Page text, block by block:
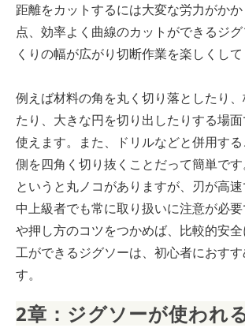
距離をカットするには大変な労力がか
点、効率よく曲線のカットができるジ
くりの幅が広がり切断作業を楽しくして
例えば材料の角を丸く切り落としたり
たり、大きな円を切り出したりする場
使えます。また、ドリルなどと併用す
側を四角く切り抜くことだって簡単で
というと丸ノコがありますが、刃が高
中上級者でも常に取り扱いに注意が必
や押し方のコツをつかめば、比較的安
工ができるジグソーは、初心者におす
す。
2章：ジグソーが使われ